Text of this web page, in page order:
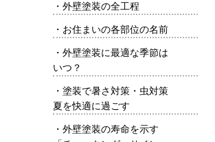
・ 外壁塗装の全工程
・ お住まいの各部位の名前
・ 外壁塗装に最適な季節は
いつ？
・ 塗装で暑さ対策・虫対策
夏を快適に過ごす
・ 外壁塗装の寿命を示す